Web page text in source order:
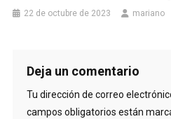
22 de octubre de 2023 mariano
Deja un comentario
Tu dirección de correo
campos obligatorios están